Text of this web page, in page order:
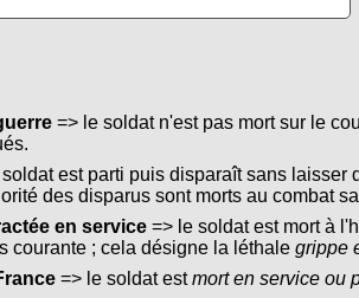
=> le soldat n'est pas mort sur le
est parti puis disparaît sans laisser
des disparus sont morts au combat
en service => le soldat est mort à
courante ; cela désigne la léthale grippe
=> le soldat estmort en service ou